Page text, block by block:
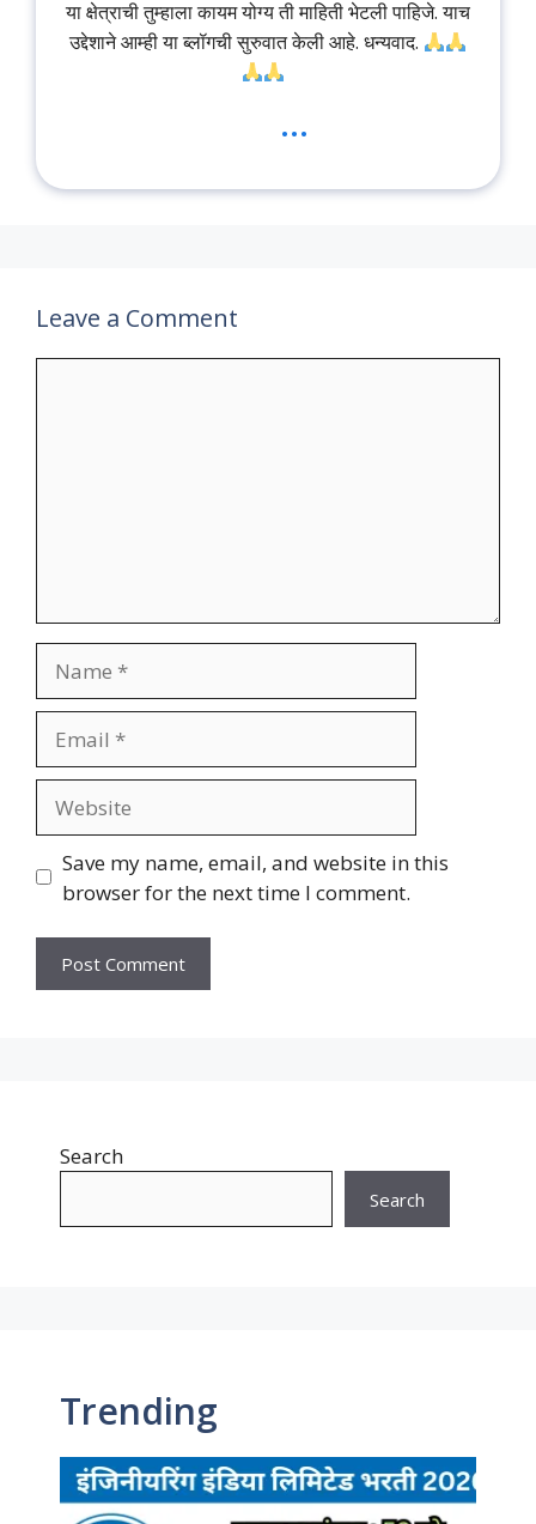
या क्षेत्राची तुम्हाला कायम योग्य ती माहिती भेटली पाहिजे. याच
उद्देशाने आम्ही या ब्लॉगची सुरुवात केली आहे. धन्यवाद.
...
Leave a Comment
Save my name, email, and website in this
browser for the next time I comment.
Search
Search
Trending